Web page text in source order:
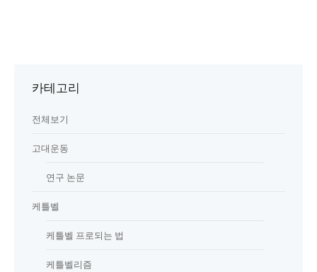
카테고리
전체보기
고대운동
연구 논문
케틀벨
케틀벨 프로되는 법
케틀벨리즘